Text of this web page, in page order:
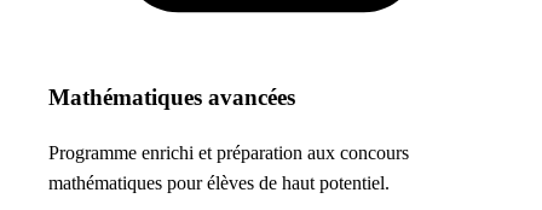
Mathématiques avancées
Programme enrichi et préparation aux concours
mathématiques pour élèves de haut potentiel.